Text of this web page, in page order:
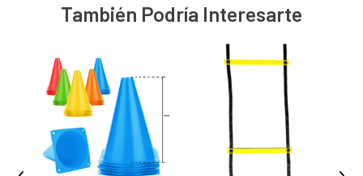
También Podría Interesarte